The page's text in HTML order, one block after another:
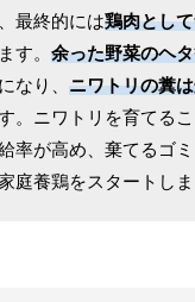
最終的には鶏肉とし
す。 余った野菜のヘ
なり、 ニワトリの糞
。ニワトリを育てる
率が高め、棄てるゴ
庭養鶏をスタートしま